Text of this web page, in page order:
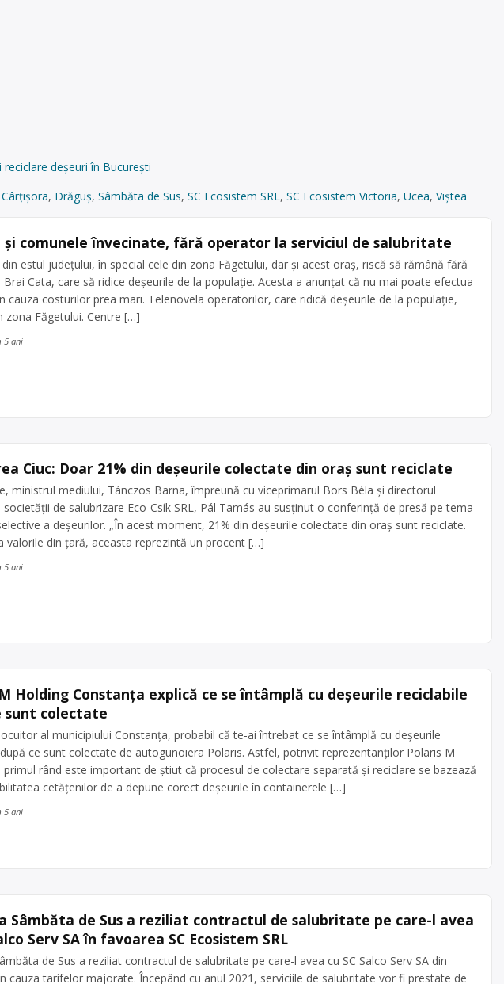
reciclare deșeuri în București
Cârţişora, Drăguş, Sâmbăta de Sus, SC Ecosistem SRL, SC Ecosistem Victoria, Ucea, Viştea
și comunele învecinate, fără operator la serviciul de salubritate
estul județului, în special cele din zona Făgetului, dar și acest oraș, riscă să rămână fără
Cata, care să ridice deșeurile de la populație. Acesta a anunțat că nu mai poate efectua
cauza costurilor prea mari. Telenovela operatorilor, care ridică deșeurile de la populație,
zona Făgetului. Centre […]
5 ani
Ciuc: Doar 21% din deșeurile colectate din oraș sunt reciclate
ministrul mediului, Tánczos Barna, împreună cu viceprimarul Bors Béla și directorul
societății de salubrizare Eco-Csík SRL, Pál Tamás au susținut o conferință de presă pe tema
a deșeurilor. „În acest moment, 21% din deșeurile colectate din oraș sunt reciclate.
valorile din țară, aceasta reprezintă un procent […]
5 ani
Holding Constanța explică ce se întâmplă cu deșeurile reciclabile
sunt colectate
al municipiului Constanța, probabil că te-ai întrebat ce se întâmplă cu deșeurile
ce sunt colectate de autogunoiera Polaris. Astfel, potrivit reprezentanților Polaris M
primul rând este important de știut că procesul de colectare separată și reciclare se bazează
cetățenilor de a depune corect deșeurile în containerele […]
5 ani
Sâmbăta de Sus a reziliat contractul de salubritate pe care-l avea
Serv SA în favoarea SC Ecosistem SRL
de Sus a reziliat contractul de salubritate pe care-l avea cu SC Salco Serv SA din
cauza tarifelor majorate. Începând cu anul 2021, serviciile de salubritate vor fi prestate de